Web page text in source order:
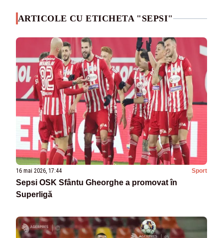
ARTICOLE CU ETICHETA "SEPSI"
16 mai 2026, 17:44 Sport
Sepsi OSK Sfântu Gheorghe a promovat în
Superligă